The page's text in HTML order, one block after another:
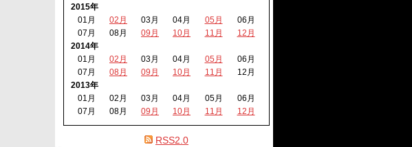
2015年
01月
02月 03月 04月 05月
06月
07月
08月 09月 10月 11月
12月
2014年
01月
02月 03月 04月 05月
06月
07月
08月 09月 10月 11月
12月
2013年
01月
02月 03月 04月 05月
06月
07月
08月 09月 10月 11月 12月
RSS2.0